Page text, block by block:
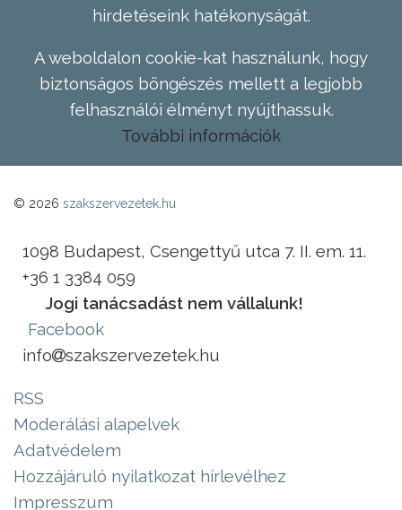
hirdetéseink hatékonyságát.
A weboldalon cookie-kat használunk, hogy
biztonságos böngészés mellett a legjobb
felhasználói élményt nyújthassuk.
További információk
© 2026 szakszervezetek.hu
1098 Budapest, Csengettyű utca 7. II. em. 11.
+36 1 3384 059
Jogi tanácsadást nem vállalunk!
Facebook
info
szakszervezetek.hu
RSS
Moderálási alapelvek
Adatvédelem
Hozzájáruló nyilatkozat hírlevélhez
Impresszum